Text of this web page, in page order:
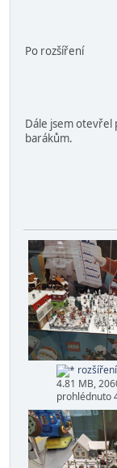
Úprava letošní
baseplate 32
Dále jsem
barákům.